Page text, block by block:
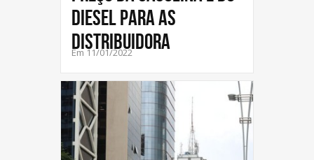
diesel para as
distribuidora
Em 11/01/2022